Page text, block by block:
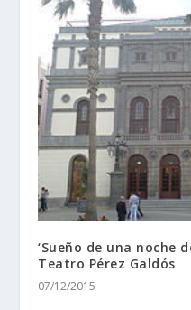
‘Sueño de una noche
Teatro Pérez Galdós
07/12/2015